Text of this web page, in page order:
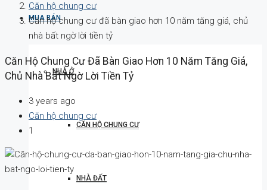
MUA BÁN
NHÀ Ở
CĂN HỘ CHUNG CƯ
NHÀ ĐẤT
Căn hộ chung cư
Căn hộ chung cư đã bàn giao hơn 10 năm tăng giá, chủ
nhà bất ngờ lời tiền tỷ
Căn Hộ Chung Cư Đã Bàn Giao Hơn 10 Năm Tăng Giá,
Chủ Nhà Bất Ngờ Lời Tiền Tỷ
3 years ago
Căn hộ chung cư
1